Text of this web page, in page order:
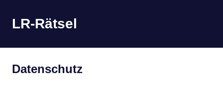
Inhalt
springen
LR-Rätsel
und
mehr
Datenschutz